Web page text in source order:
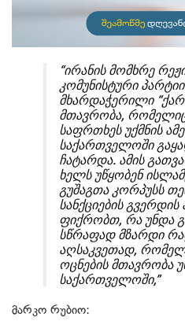
“ირანის მომხრე
კომუნისტური
მხარდაჭერილი
მთავრობა,
საფრთხეს უქმნის
საქართველოში
ჩატარდა. ამის
ხელს უწყობენ
გუშაგთა კორპუსს
სანქციების
ფიქრობთ, რა უნდა
სწრაფად მზარდი
აღსაკვეთად,
ოცნების მთავრობა
საქართველოში,”
მარკო რუბიო: